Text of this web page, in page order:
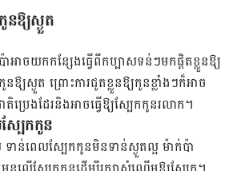
ឱ្យស្ងួត
ាចយកកន្សែងធ្វើពីកប្បាសទន់ៗមកផ្តិតខ្លួនឱ្យ
យស្ងួត ព្រោះការជូតខ្លួនឱ្យកូនខ្លាំង​ៗ​ក៏អាច
ប្រេង​ដែរនិងអាចធ្វើឱ្យ​ស្បែក​កូនរលាក។
ែកកូន
ទាន់ពេលស្បែកកូនមិនទាន់ស្ងួតល្អ ម៉ាក់ប៉ា